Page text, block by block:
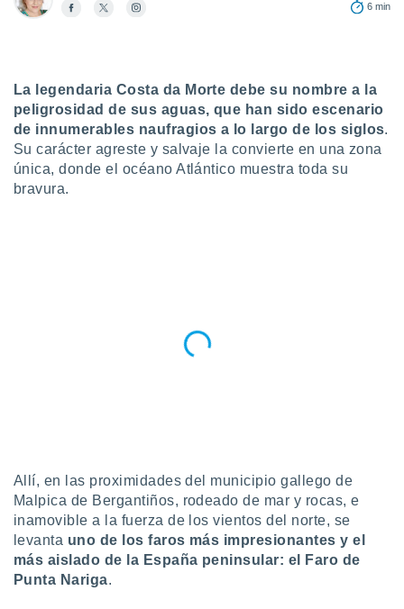
y
de
que
el sitio
se
6 min
La legendaria Costa da Morte debe su nombre a la
peligrosidad de sus aguas, que han sidoescenario
de innumerables naufragios a lo largo de los siglos.
Su carácter agreste y salvaje la convierte en una zona
única, donde el océano Atlántico muestra toda su
bravura.
Allí, en las proximidades del municipio gallego de
Malpica de Bergantiños, rodeado de mar y rocas, e
inamovible a la fuerza de los vientos del norte, se
levanta uno de los faros más impresionantes y el
más aislado de la España peninsular: el
Faro de
Punta Nariga.